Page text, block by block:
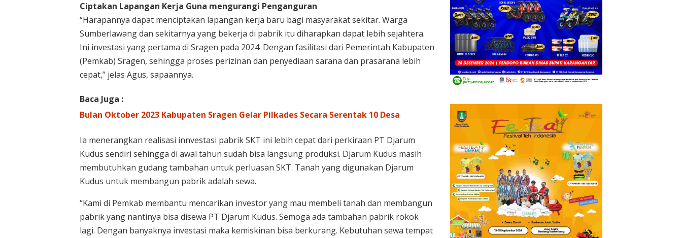
Ciptakan Lapangan Kerja Guna mengurangi Penganguran
“Harapannya dapat menciptakan lapangan kerja baru bagi masyarakat sekitar. Warga
Sumberlawang dan sekitarnya yang bekerja di pabrik itu diharapkan dapat lebih sejahtera.
Ini investasi yang pertama di Sragen pada 2024. Dengan fasilitasi dari Pemerintah Kabupaten
(Pemkab) Sragen, sehingga proses perizinan dan penyediaan sarana dan prasarana lebih
cepat,” jelas Agus, sapaannya.
Baca Juga :
Bulan Oktober 2023 Kabupaten Sragen Gelar Pilkades Secara Serentak 10 Desa
Ia menerangkan realisasi innvestasi pabrik SKT ini lebih cepat dari perkiraan PT Djarum
Kudus sendiri sehingga di awal tahun sudah bisa langsung produksi. Djarum Kudus masih
membutuhkan gudang tambahan untuk perluasan SKT. Tanah yang digunakan Djarum
Kudus untuk membangun pabrik adalah sewa.
“Kami di Pemkab membantu mencarikan investor yang mau membeli tanah dan membangun
pabrik yang nantinya bisa disewa PT Djarum Kudus. Semoga ada tambahan pabrik rokok
lagi. Dengan banyaknya investasi maka kemiskinan bisa berkurang. Kebutuhan sewa tempat